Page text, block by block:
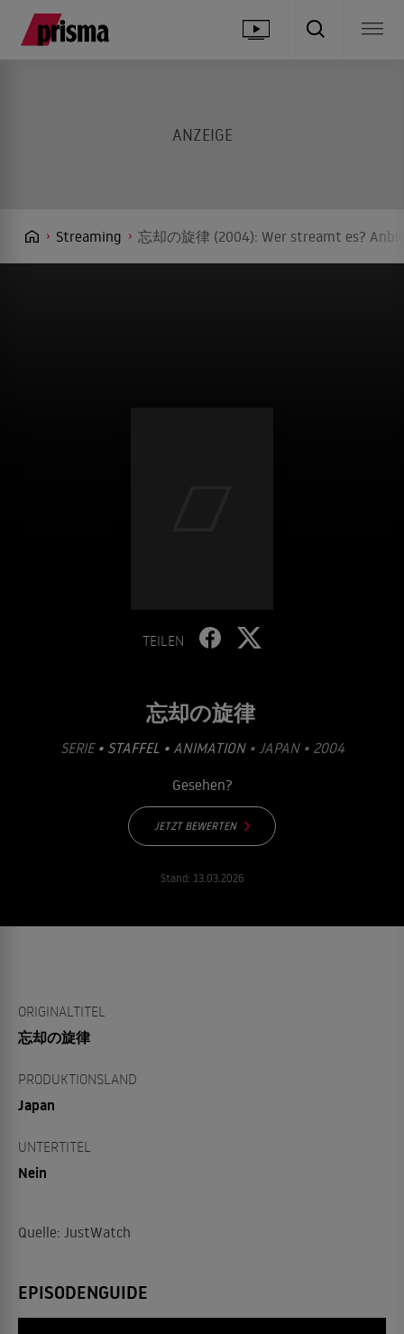
Streaming 忘却の旋律 (2004): Wer streamt es?
TEILEN
忘却の旋律
SERIE • STAFFEL • ANIMATION• JAPAN • 2004
Gesehen?
JETZT BEWERTEN
Stand: 13.03.2026
ORIGINALTITEL
忘却の旋律
PRODUKTIONSLAND
Japan
UNTERTITEL
Nein
Quelle: JustWatch
EPISODENGUIDE